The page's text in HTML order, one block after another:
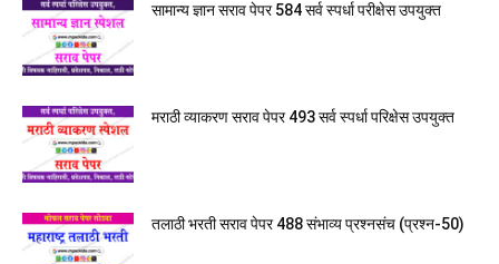
सामान्य ज्ञान सराव पेपर 584 सर्व स्पर्धा परीक्षेस उपयुक्त
मराठी व्याकरण सराव पेपर 493 सर्व स्पर्धा परिक्षेस उपयुक्त
तलाठी भरती सराव पेपर 488 संभाव्य प्रश्नसंच (प्रश्न-50)